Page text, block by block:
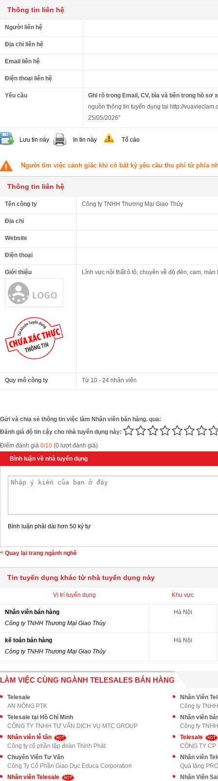
Thông tin liên hệ
Người liên hệ
Địa chỉ liên hệ
Email liên hệ
Điện thoại liên hệ
Yêu cầu
Ghi rõ trong Email, CV, bìa và bên trong hồ sơ
nguồn thông tin tuyển dụng tại http://
25/05/2026"
Lưu tin này In tin này Tố cáo
Người tìm việc cảnh giác khi có bất kỳ yêu cầu thu phí từ phía
Thông tin liên hệ
Tên công ty Công ty TNHH Thương Mại Giao Thủy
Địa chỉ
Website
Điện thoại
Giới thiệu Lĩnh vực nội thất ô tô, chuyên về độ đèn, cam, màn
Quy mô công ty Từ 10 - 24 nhân viên
Gửi và chia sẻ thông tin việc làm Nhân viên bán hàng. qua:
Đánh giá độ tin cậy cho nhà tuyển dụng này:
Điểm đánh giá 0/10 (0 lượt đánh giá)
Bình luận về nhà tuyển dụng
Bình luận phải dài hơn 50 ký tự
Quay lại trang ngành nghề
Tin tuyển dụng khác từ nhà tuyển dụng này
Vị trí tuyển dụng Khu vực
Nhân viên bán hàng
Công ty TNHH Thương Mại Giao Thủy
Hà Nội
kế toán bán hàng
Công ty TNHH Thương Mại Giao Thủy
Hà Nội
LÀM VIỆC CÙNG NGÀNH TELESALES BÁN HÀNG
Telesale
AN NÔNG PTK
Nhân Viên
Công ty
Telesale tại Hồ Chí Minh
CÔNG TY TNHH TƯ VẤN DỊCH VỤ MTC GROUP
Nhân viên
Công ty
Nhân viên lễ tân
Công ty cổ phần tập đoàn Thịnh Phát
Telesale
CÔNG TY CP
Chuyên Viên Tư Vấn
Công Ty Cổ Phần Giao Dục Educa Corporation
Nhân viên
Quà tặng
Nhân viên Telesale
Nhân Viên